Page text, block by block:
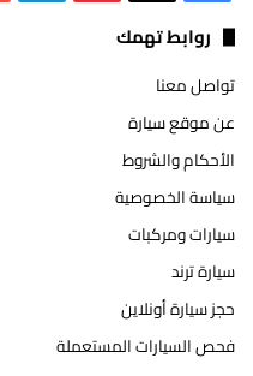
روابط تهمك
تواصل معنا
عن موقع سيارة
الأحكام والشروط
سياسة الخصوصية
سيارات ومركبات
سيارة ترند
حجز سيارة أونلاين
فحص السيارات المستعملة